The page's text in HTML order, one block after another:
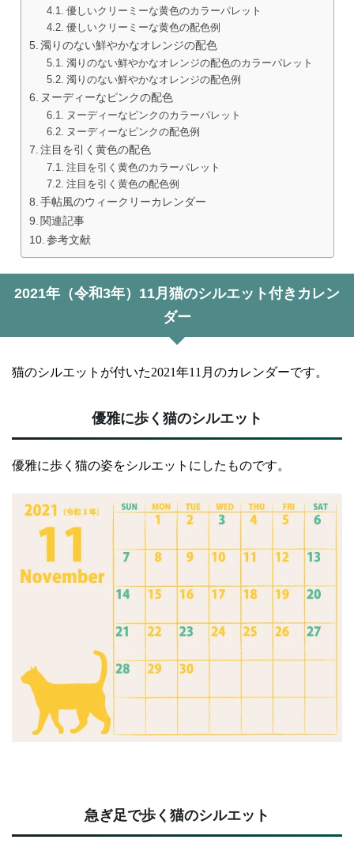
優しいクリーミーな黄色のカラーパレット
優しいクリーミーな黄色の配色例
濁りのない鮮やかなオレンジの配色
濁りのない鮮やかなオレンジの配色のカラーパレット
濁りのない鮮やかなオレンジの配色例
ヌーディーなピンクの配色
ヌーディーなピンクのカラーパレット
ヌーディーなピンクの配色例
注目を引く黄色の配色
注目を引く黄色のカラーパレット
注目を引く黄色の配色例
手帖風のウィークリーカレンダー
関連記事
参考文献
2021年（令和3年）11月猫のシルエット付きカレン
ダー
猫のシルエットが付いた2021年11月のカレンダーです。
優雅に歩く猫のシルエット
優雅に歩く猫の姿をシルエットにしたものです。
急ぎ足で歩く猫のシルエット